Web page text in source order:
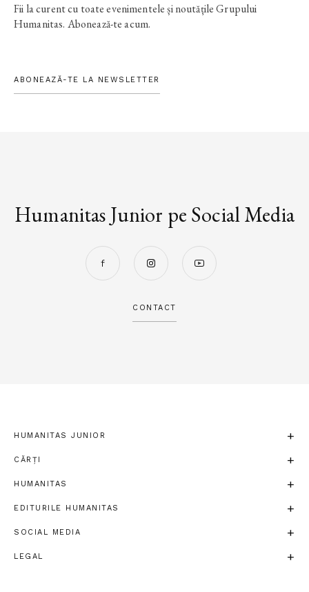
Fii la curent cu toate evenimentele și noutățile Grupului
Humanitas. Abonează-te acum.
ABONEAZĂ-TE LA NEWSLETTER
Humanitas Junior pe Social Media
CONTACT
HUMANITAS JUNIOR
CĂRȚI
HUMANITAS
EDITURILE HUMANITAS
SOCIAL MEDIA
LEGAL